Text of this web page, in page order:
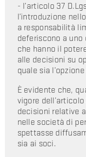
- l’articolo 37
l’introduzione
a responsabilità
deferiscono a
che hanno il
alle decisioni su
quale sia
È evidente che,
vigore
decisioni relative
nelle società di
spettasse
sia ai soci.